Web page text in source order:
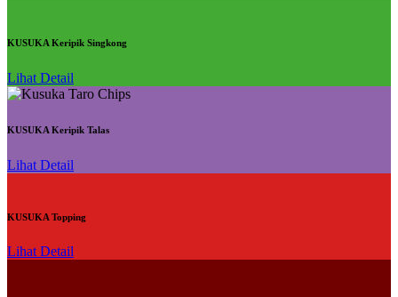
KUSUKA Keripik Singkong
Lihat Detail
KUSUKA Keripik Talas
Lihat Detail
KUSUKA Topping
Lihat Detail